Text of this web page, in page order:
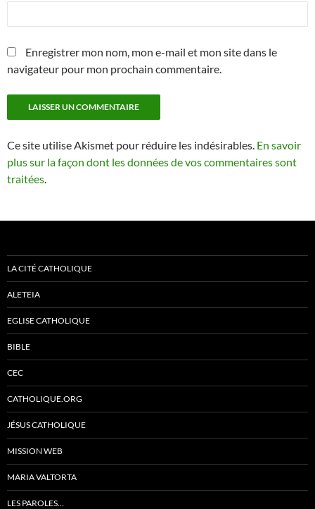
Enregistrer mon nom, mon e-mail et mon site dans le
navigateur pour mon prochain commentaire.
Ce site utilise Akismet pour réduire les indésirables. En savoir
plus sur la façon dont les données de vos commentaires sont
traitées.
LA CITÉ CATHOLIQUE
ALETEIA
EGLISE CATHOLIQUE
BIBLE
CEC
CATHOLIQUE.ORG
JÉSUS CATHOLIQUE
MISSION WEB
MARIA VALTORTA
LES PAROLES…